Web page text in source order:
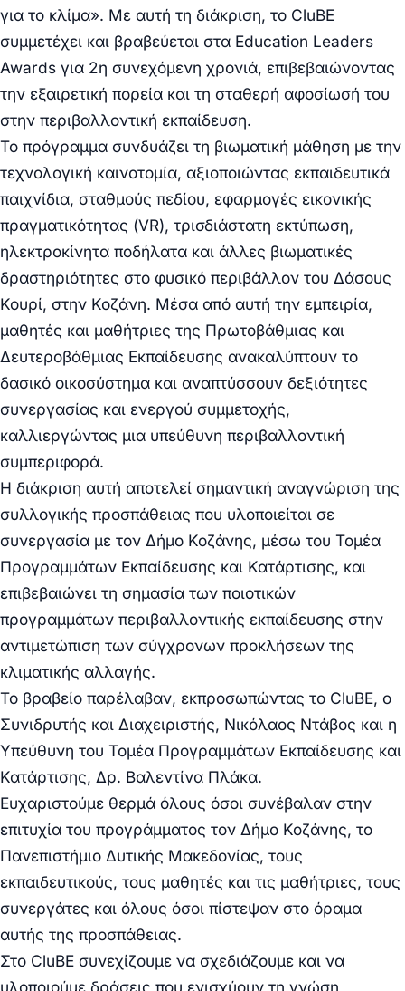
για το κλίμα». Με αυτή τη διάκριση, το CluBE
συμμετέχει και βραβεύεται στα Education Leaders
Awards για 2η συνεχόμενη χρονιά, επιβεβαιώνοντας
την εξαιρετική πορεία και τη σταθερή αφοσίωσή του
στην περιβαλλοντική εκπαίδευση.
Το πρόγραμμα συνδυάζει τη βιωματική μάθηση με την
τεχνολογική καινοτομία, αξιοποιώντας εκπαιδευτικά
παιχνίδια, σταθμούς πεδίου, εφαρμογές εικονικής
πραγματικότητας (VR), τρισδιάστατη εκτύπωση,
ηλεκτροκίνητα ποδήλατα και άλλες βιωματικές
δραστηριότητες στο φυσικό περιβάλλον του Δάσους
Κουρί, στην Κοζάνη. Μέσα από αυτή την εμπειρία,
μαθητές και μαθήτριες της Πρωτοβάθμιας και
Δευτεροβάθμιας Εκπαίδευσης ανακαλύπτουν το
δασικό οικοσύστημα και αναπτύσσουν δεξιότητες
συνεργασίας και ενεργού συμμετοχής,
καλλιεργώντας μια υπεύθυνη περιβαλλοντική
συμπεριφορά.
Η διάκριση αυτή αποτελεί σημαντική αναγνώριση της
συλλογικής προσπάθειας που υλοποιείται σε
συνεργασία με τον Δήμο Κοζάνης, μέσω του Τομέα
Προγραμμάτων Εκπαίδευσης και Κατάρτισης, και
επιβεβαιώνει τη σημασία των ποιοτικών
προγραμμάτων περιβαλλοντικής εκπαίδευσης στην
αντιμετώπιση των σύγχρονων προκλήσεων της
κλιματικής αλλαγής.
Το βραβείο παρέλαβαν, εκπροσωπώντας το CluBE, ο
Συνιδρυτής και Διαχειριστής, Νικόλαος Ντάβος και η
Υπεύθυνη του Τομέα Προγραμμάτων Εκπαίδευσης και
Κατάρτισης, Δρ. Βαλεντίνα Πλάκα.
Ευχαριστούμε θερμά όλους όσοι συνέβαλαν στην
επιτυχία του προγράμματος τον Δήμο Κοζάνης, το
Πανεπιστήμιο Δυτικής Μακεδονίας, τους
εκπαιδευτικούς, τους μαθητές και τις μαθήτριες, τους
συνεργάτες και όλους όσοι πίστεψαν στο όραμα
αυτής της προσπάθειας.
Στο CluBE συνεχίζουμε να σχεδιάζουμε και να
υλοποιούμε δράσεις που ενισχύουν τη γνώση,